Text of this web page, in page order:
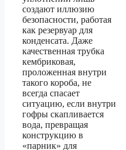
создают иллюзию
безопасности, работая
как резервуар для
конденсата. Даже
качественная трубка
кембриковая,
проложенная внутри
такого короба, не
всегда спасает
ситуацию, если внутри
гофры скапливается
вода, превращая
конструкцию в
«парник» для